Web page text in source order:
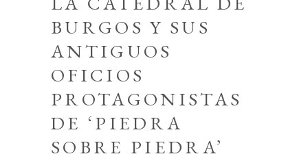
BURGOS Y SUS
ANTIGUOS
OFICIOS
PROTAGONISTAS
DE ‘PIEDRA
SOBRE PIEDRA’